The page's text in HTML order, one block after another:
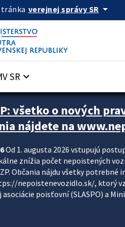
obsahverejnej správy SR arrow_drop_down
SR keyboard_arrow_down
posun upútavok
všetko o nových
nájdete na
Od 1. augusta 2026 vstupujú
znížia počet nepoistených
Občania nájdu všetky
nepoistenevozidlo.sk/, ktorý
asociácie poisťovní (SLASPO) a